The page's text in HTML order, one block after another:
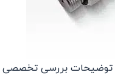
توضیحات بررسی تخصصی